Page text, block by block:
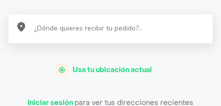
Usa tu ubicación actual
Iniciar sesión para ver tus direcciones recientes